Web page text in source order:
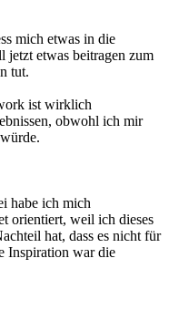
mich etwas in die
etwas beitragen zum
tut.
ist wirklich
obwohl ich mir
habe ich mich
orientiert, weil ich dieses
hat, dass es nicht für
Inspiration war die